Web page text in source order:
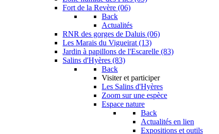
Fort de la Revère (06)
Back
Actualités
RNR des gorges de Daluis (06)
Les Marais du Vigueirat (13)
Jardin à papillons de l'Escarelle (83)
Salins d'Hyères (83)
Back
Visiter et participer
Les Salins d'Hyères
Zoom sur une espèce
Espace nature
Back
Actualités en lien
Expositions et outils